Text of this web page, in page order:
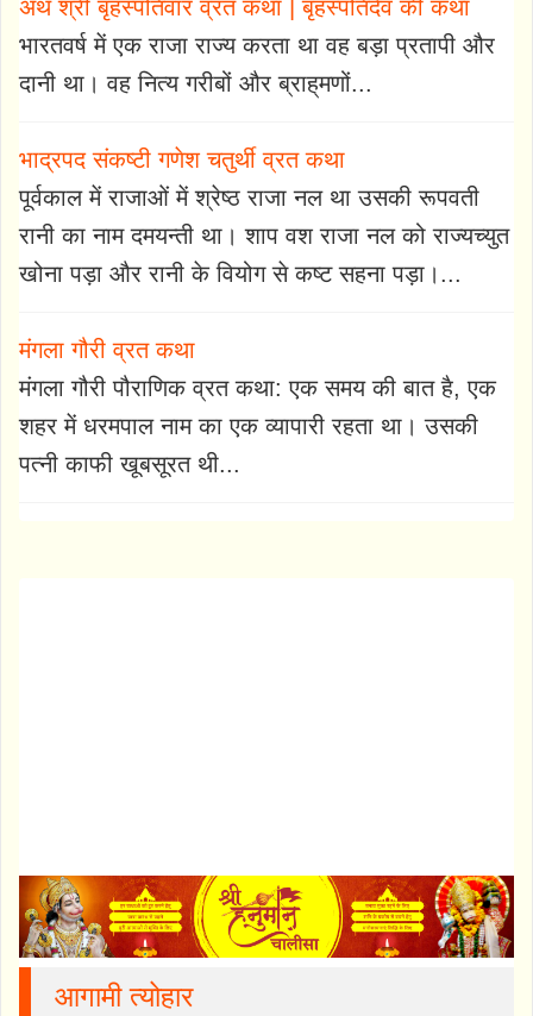
अथ श्री बृहस्पतिवार व्रत कथा | बृहस्पतिदेव की कथा
भारतवर्ष में एक राजा राज्य करता था वह बड़ा प्रतापी और
दानी था। वह नित्य गरीबों और ब्राह्‌मणों...
भाद्रपद संकष्टी गणेश चतुर्थी व्रत कथा
पूर्वकाल में राजाओं में श्रेष्ठ राजा नल था उसकी रूपवती
रानी का नाम दमयन्ती था। शाप वश राजा नल को राज्यच्युत
खोना पड़ा और रानी के वियोग से कष्ट सहना पड़ा।...
मंगला गौरी व्रत कथा
मंगला गौरी पौराणिक व्रत कथा: एक समय की बात है, एक
शहर में धरमपाल नाम का एक व्यापारी रहता था। उसकी
पत्नी काफी खूबसूरत थी...
आगामी त्योहार